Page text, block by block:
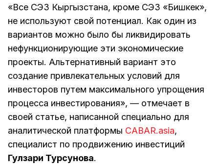
«Все СЭЗ Кыргызстана, кроме СЭЗ «Бишкек»,
не используют свой потенциал. Как один из
вариантов можно было бы ликвидировать
нефункционирующие эти экономические
проекты. Альтернативный вариант это
создание привлекательных условий для
инвесторов путем максимального упрощения
процесса инвестирования», — отмечает в
своей статье, написанной специально для
аналитической платформы CABAR.asia,
специалист по продвижению инвестиций
Гулзари Турсунова.